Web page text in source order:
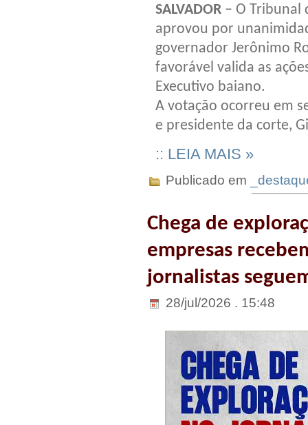
SALVADOR – O Tribunal
aprovou por
governador Jerônimo
favorável valida as
Executivo baiano.
A votação ocorreu em
e presidente da corte,
:: LEIA MAIS »
Publicado em
Chega de
empresas
jornalistas
28/jul/2026 . 15:48